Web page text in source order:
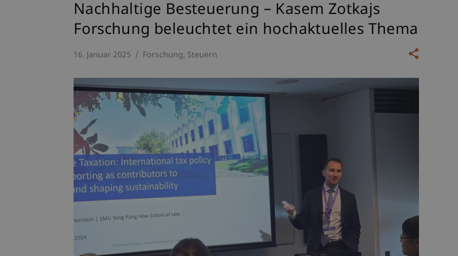
Nachhaltige Besteuerung – Kasem Zotkajs
Forschung beleuchtet ein hochaktuelles Thema
16. Januar 2025 Forschung Steuern